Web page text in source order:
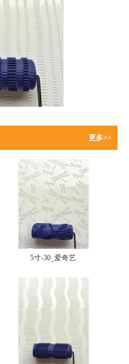
更多>>
5寸-30_爱奇艺